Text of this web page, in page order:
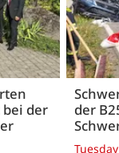
der
der
Tuesday